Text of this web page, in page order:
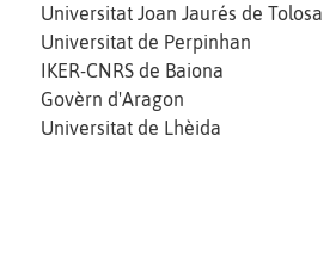
Universitat Joan Jaurés de Tolosa
Universitat de Perpinhan
IKER-CNRS de Baiona
Govèrn d'Aragon
Universitat de Lhèida